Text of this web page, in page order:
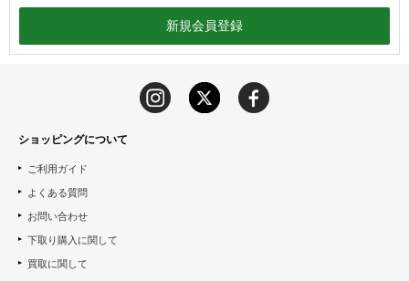
ショッピングについて
ご利用ガイド
よくある質問
お問い合わせ
下取り購入に関して
買取に関して